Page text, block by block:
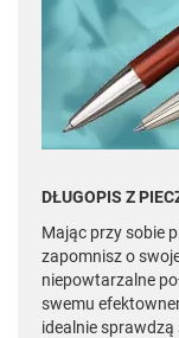
DŁUGOPIS Z
Mając przy sobie
zapomnisz o
niepowtarzalne
swemu
idealnie